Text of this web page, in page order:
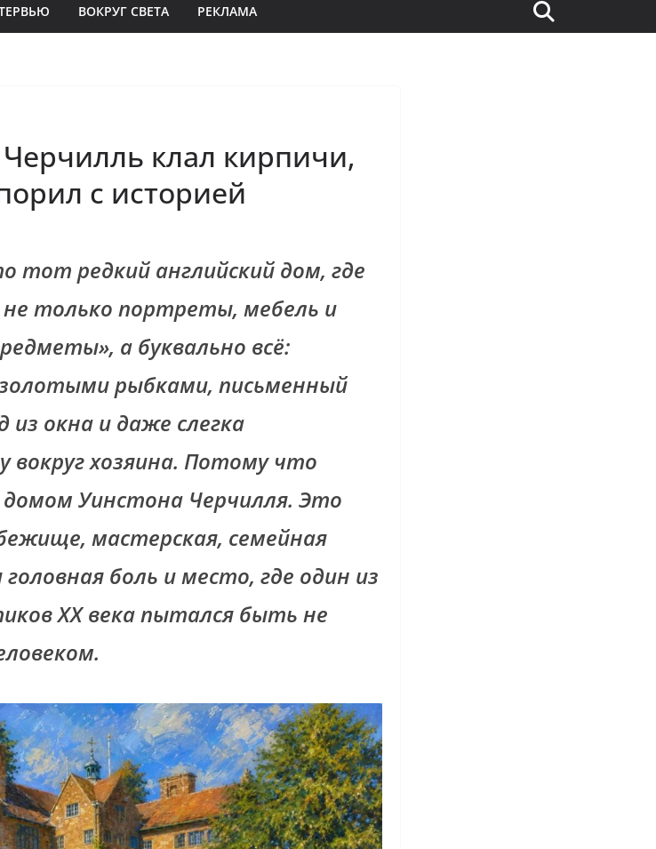
ВОКРУГ СВЕТА РЕКЛАМА
клал кирпичи,
с историей
тот редкий английский дом, где
только портреты, мебель и
а буквально всё:
рыбками, письменный
из окна и даже слегка
хозяина. Потому что
Уинстона Черчилля. Это
мастерская, семейная
боль и место, где один из
XX века пытался быть не